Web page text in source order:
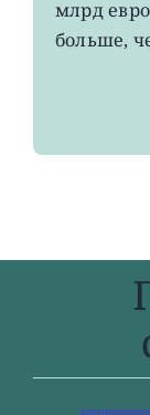
млрд
больше,